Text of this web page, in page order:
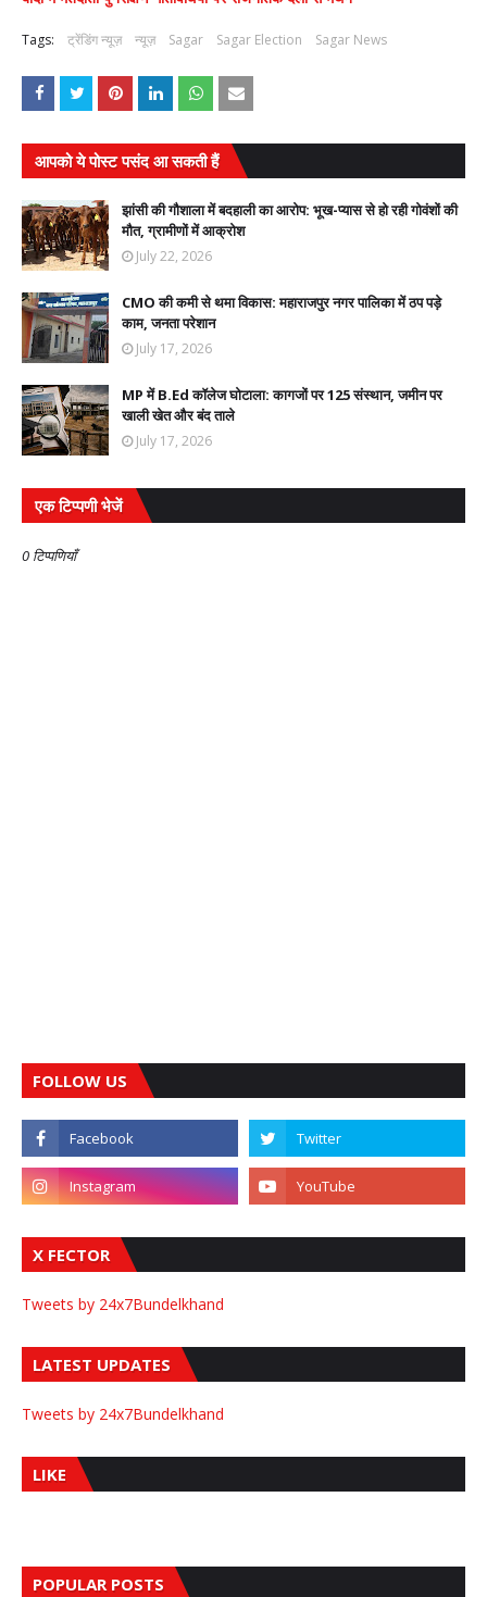
Tags: ट्रेंडिंग न्यूज़ न्यूज़ Sagar Sagar Election Sagar News
आपको ये पोस्ट पसंद आ सकती हैं
झांसी की गौशाला में बदहाली का आरोप: भूख-प्यास से हो रही गोवंशों की
मौत, ग्रामीणों में आक्रोश
July 22, 2026
CMO की कमी से थमा विकास: महाराजपुर नगर पालिका में ठप पड़े
काम, जनता परेशान
July 17, 2026
MP में B.Ed कॉलेज घोटाला: कागजों पर 125 संस्थान, जमीन पर
खाली खेत और बंद ताले
July 17, 2026
एक टिप्पणी भेजें
0 टिप्पणियाँ
FOLLOW US
X FECTOR
Tweets by 24x7Bundelkhand
LATEST UPDATES
Tweets by 24x7Bundelkhand
LIKE
POPULAR POSTS